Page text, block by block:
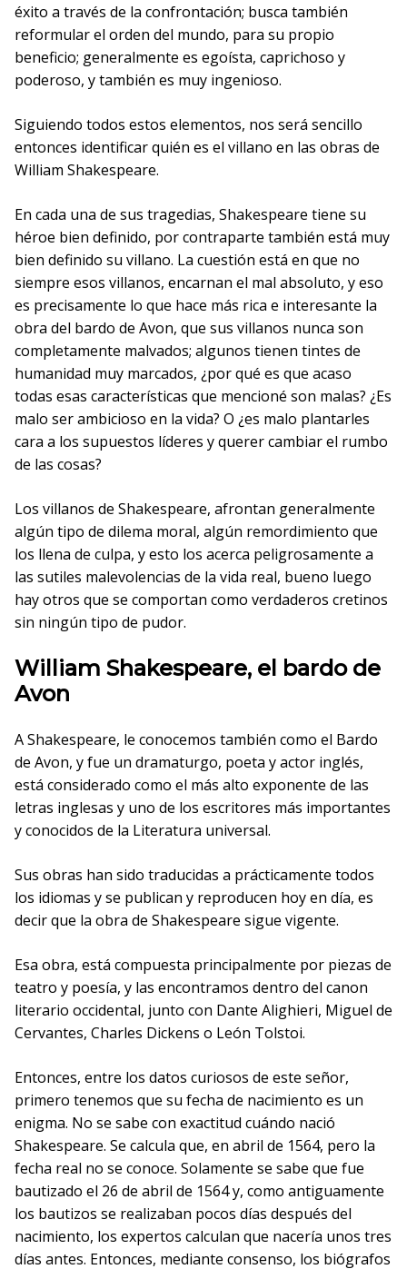
éxito a través de la confrontación; busca también
reformular el orden del mundo, para su propio
beneficio; generalmente es egoísta, caprichoso y
poderoso, y también es muy ingenioso.
Siguiendo todos estos elementos, nos será sencillo
entonces identificar quién es el villano en las obras de
William Shakespeare.
En cada una de sus tragedias, Shakespeare tiene su
héroe bien definido, por contraparte también está muy
bien definido su villano. La cuestión está en que no
siempre esos villanos, encarnan el mal absoluto, y eso
es precisamente lo que hace más rica e interesante la
obra del bardo de Avon, que sus villanos nunca son
completamente malvados; algunos tienen tintes de
humanidad muy marcados, ¿por qué es que acaso
todas esas características que mencioné son malas? ¿Es
malo ser ambicioso en la vida? O ¿es malo plantarles
cara a los supuestos líderes y querer cambiar el rumbo
de las cosas?
Los villanos de Shakespeare, afrontan generalmente
algún tipo de dilema moral, algún remordimiento que
los llena de culpa, y esto los acerca peligrosamente a
las sutiles malevolencias de la vida real, bueno luego
hay otros que se comportan como verdaderos cretinos
sin ningún tipo de pudor.
William Shakespeare, el bardo de
Avon
A Shakespeare, le conocemos también como el Bardo
de Avon, y fue un dramaturgo, poeta y actor inglés,
está considerado como el más alto exponente de las
letras inglesas y uno de los escritores más importantes
y conocidos de la Literatura universal.
Sus obras han sido traducidas a prácticamente todos
los idiomas y se publican y reproducen hoy en día, es
decir que la obra de Shakespeare sigue vigente.
Esa obra, está compuesta principalmente por piezas de
teatro y poesía, y las encontramos dentro del canon
literario occidental, junto con Dante Alighieri, Miguel de
Cervantes, Charles Dickens o León Tolstoi.
Entonces, entre los datos curiosos de este señor,
primero tenemos que su fecha de nacimiento es un
enigma. No se sabe con exactitud cuándo nació
Shakespeare. Se calcula que, en abril de 1564, pero la
fecha real no se conoce. Solamente se sabe que fue
bautizado el 26 de abril de 1564 y, como antiguamente
los bautizos se realizaban pocos días después del
nacimiento, los expertos calculan que nacería unos tres
días antes. Entonces, mediante consenso, los biógrafos